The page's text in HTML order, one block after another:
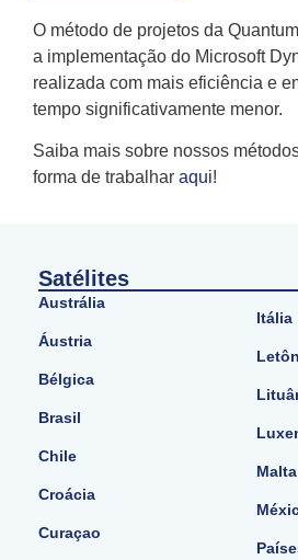
O método de projetos da
a implementação do Microsoft
realizada com mais eficiência e
tempo significativamente menor.
Saiba mais sobre nossos
forma de trabalhar aqui!
Satélites
Austrália
Áustria
Bélgica
Brasil
Chile
Croácia
Curaçao
Itália
Malta